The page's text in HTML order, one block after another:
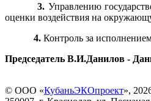
3.Управлению
оценки воздействия на
4. Контроль за
Председатель В.И.Данилов -
© ООО «КубаньЭКОпроект»,